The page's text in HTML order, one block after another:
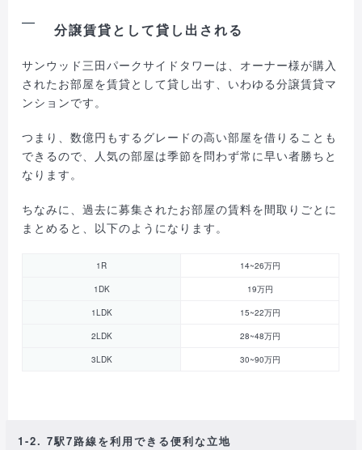
分譲賃貸として貸し出される
サンウッド三田パークサイドタワーは、オーナー様が購入
されたお部屋を賃貸として貸し出す、いわゆる分譲賃貸マ
ンションです。
つまり、数億円もするグレードの高い部屋を借りることも
できるので、人気の部屋は季節を問わず常に早い者勝ちと
なります。
ちなみに、過去に募集されたお部屋の賃料を間取りごとに
まとめると、以下のようになります。
1R 14~26万円
1DK 19万円
1LDK 15~22万円
2LDK 28~48万円
3LDK 30~90万円
1-2. 7駅7路線を利用できる便利な立地